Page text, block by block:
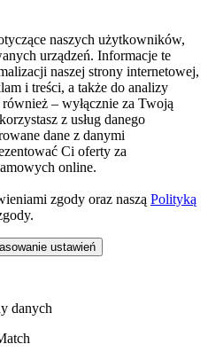
naszych użytkowników,
urządzeń. Informacje te
naszej strony internetowej,
i treści, a także do analizy
– wyłącznie za Twoją
z usług danego
dane z danymi
Ci oferty za
online.
zgody oraz naszą Polityką
ustawień
danych